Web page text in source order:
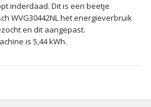
inderdaad. Dit is een beetje
WVG30442NL het energieverbruik
en dit aangepast.
is 5,44 kWh.